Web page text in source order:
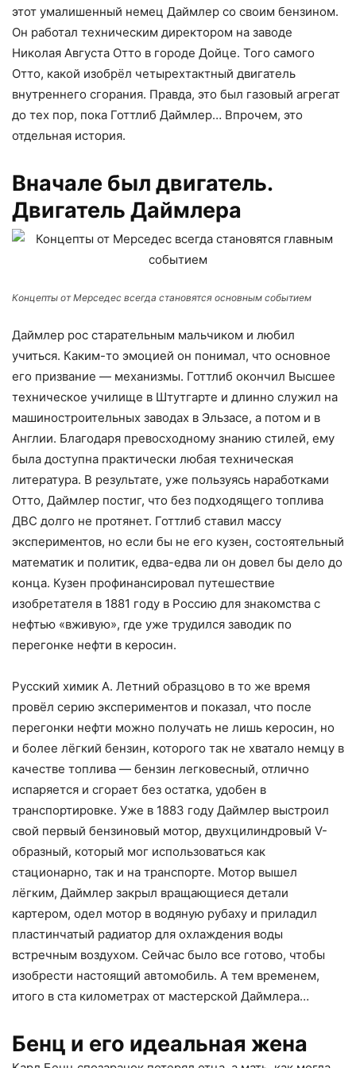
этот умалишенный немец Даймлер со своим бензином.
Он работал техническим директором на заводе
Николая Августа Отто в городе Дойце. Того самого
Отто, какой изобрёл четырехтактный двигатель
внутреннего сгорания. Правда, это был газовый агрегат
до тех пор, пока Готтлиб Даймлер… Впрочем, это
отдельная история.
Вначале был двигатель.
Двигатель Даймлера
Концепты от Мерседес всегда становятся основным событием
Даймлер рос старательным мальчиком и любил
учиться. Каким-то эмоцией он понимал, что основное
его призвание — механизмы. Готтлиб окончил Высшее
техническое училище в Штутгарте и длинно служил на
машиностроительных заводах в Эльзасе, а потом и в
Англии. Благодаря превосходному знанию стилей, ему
была доступна практически любая техническая
литература. В результате, уже пользуясь наработками
Отто, Даймлер постиг, что без подходящего топлива
ДВС долго не протянет. Готтлиб ставил массу
экспериментов, но если бы не его кузен, состоятельный
математик и политик, едва-едва ли он довел бы дело до
конца. Кузен профинансировал путешествие
изобретателя в 1881 году в Россию для знакомства с
нефтью «вживую», где уже трудился заводик по
перегонке нефти в керосин.
Русский химик А. Летний образцово в то же время
провёл серию экспериментов и показал, что после
перегонки нефти можно получать не лишь керосин, но
и более лёгкий бензин, которого так не хватало немцу в
качестве топлива — бензин легковесный, отлично
испаряется и сгорает без остатка, удобен в
транспортировке. Уже в 1883 году Даймлер выстроил
свой первый бензиновый мотор, двухцилиндровый V-
образный, который мог использоваться как
стационарно, так и на транспорте. Мотор вышел
лёгким, Даймлер закрыл вращающиеся детали
картером, одел мотор в водяную рубаху и приладил
пластинчатый радиатор для охлаждения воды
встречным воздухом. Сейчас было все готово, чтобы
изобрести настоящий автомобиль. А тем временем,
итого в ста километрах от мастерской Даймлера…
Бенц и его идеальная жена